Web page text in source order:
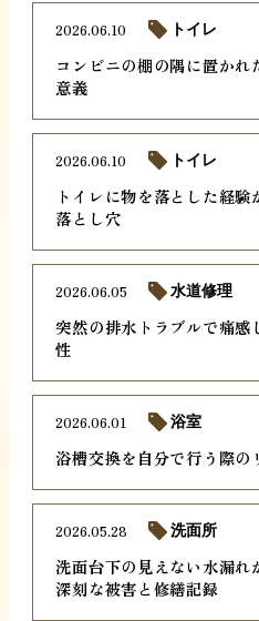
コンビニの棚の隅に置かれ
意義
2026.06.10 トイレ
トイレに物を落とした経
落とし穴
2026.06.10 トイレ
突然の排水トラブルで痛感
性
2026.06.05 水道修理
浴槽交換を自分で行う際の
2026.06.01 浴室
洗面台下の見えない水漏れ
深刻な被害と修繕記録
2026.05.28 洗面所